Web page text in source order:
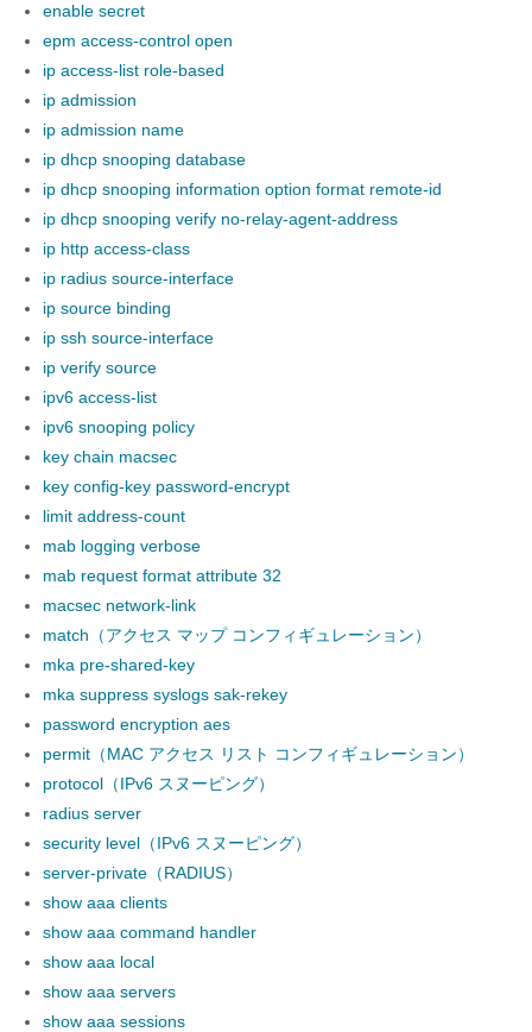
enable secret
epm access-control open
ip access-list role-based
ip admission
ip admission name
ip dhcp snooping database
ip dhcp snooping information option format remote-id
ip dhcp snooping verify no-relay-agent-address
ip http access-class
ip radius source-interface
ip source binding
ip ssh source-interface
ip verify source
ipv6 access-list
ipv6 snooping policy
key chain macsec
key config-key password-encrypt
limit address-count
mab logging verbose
mab request format attribute 32
macsec network-link
match（アクセス マップ コンフィギュレーション）
mka pre-shared-key
mka suppress syslogs sak-rekey
password encryption aes
permit（MAC アクセス リスト コンフィギュレーション）
protocol（IPv6 スヌーピング）
radius server
security level（IPv6 スヌーピング）
server-private（RADIUS）
show aaa clients
show aaa command handler
show aaa local
show aaa servers
show aaa sessions